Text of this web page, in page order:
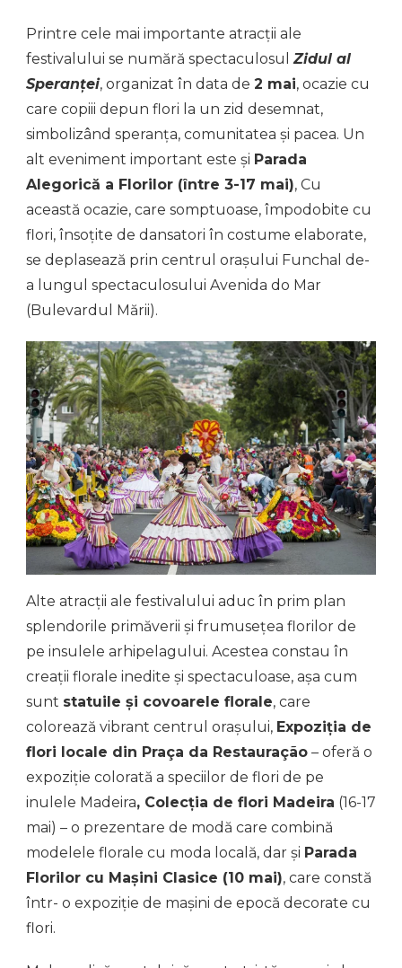
Printre cele mai importante atracții ale
festivalului se numără spectaculosul Zidul al
Speranței, organizat în data de 2 mai, ocazie cu
care copiii depun flori la un zid desemnat,
simbolizând speranța, comunitatea și pacea. Un
alt eveniment important este și Parada
Alegorică a Florilor (între 3-17 mai), Cu
această ocazie, care somptuoase, împodobite cu
flori, însoțite de dansatori în costume elaborate,
se deplasează prin centrul orașului Funchal de-
a lungul spectaculosului Avenida do Mar
(Bulevardul Mării).
Alte atracții ale festivalului aduc în prim plan
splendorile primăverii și frumusețea florilor de
pe insulele arhipelagului. Acestea constau în
creații florale inedite și spectaculoase, așa cum
sunt statuile și covoarele florale, care
colorează vibrant centrul orașului, Expoziția de
flori locale din Praça da Restauração – oferă o
expoziție colorată a speciilor de flori de pe
inulele Madeira, Colecția de flori Madeira (16-17
mai) – o prezentare de modă care combină
modelele florale cu moda locală, dar și Parada
Florilor cu Mașini Clasice (10 mai), care constă
într- o expoziție de mașini de epocă decorate cu
flori.